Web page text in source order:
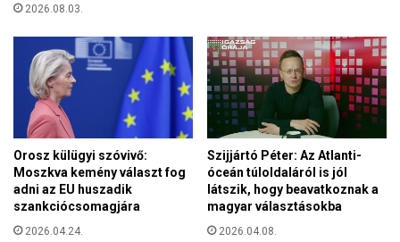
2026.08.03.
Orosz külügyi szóvivő:
Moszkva kemény választ fog
adni az EU huszadik
szankciócsomagjára
2026.04.24.
Szijjártó Péter: Az Atlanti-
óceán túloldaláról is jól
látszik, hogy beavatkoznak a
magyar választásokba
2026.04.08.